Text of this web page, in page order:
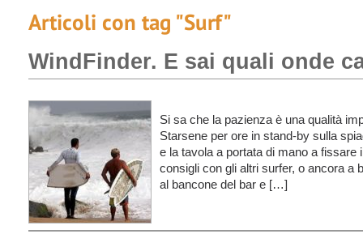
Articoli con tag "Surf"
WindFinder. E sai quali onde
Si sa che la pazienza è una qualità
Starsene per ore in stand-by sulla
e la tavola a portata di mano a fissare
consigli con gli altri surfer, o ancora a
al bancone del bar e […]